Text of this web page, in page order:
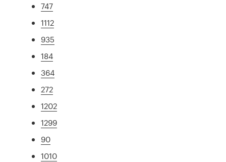
747
1112
935
184
364
272
1202
1299
90
1010